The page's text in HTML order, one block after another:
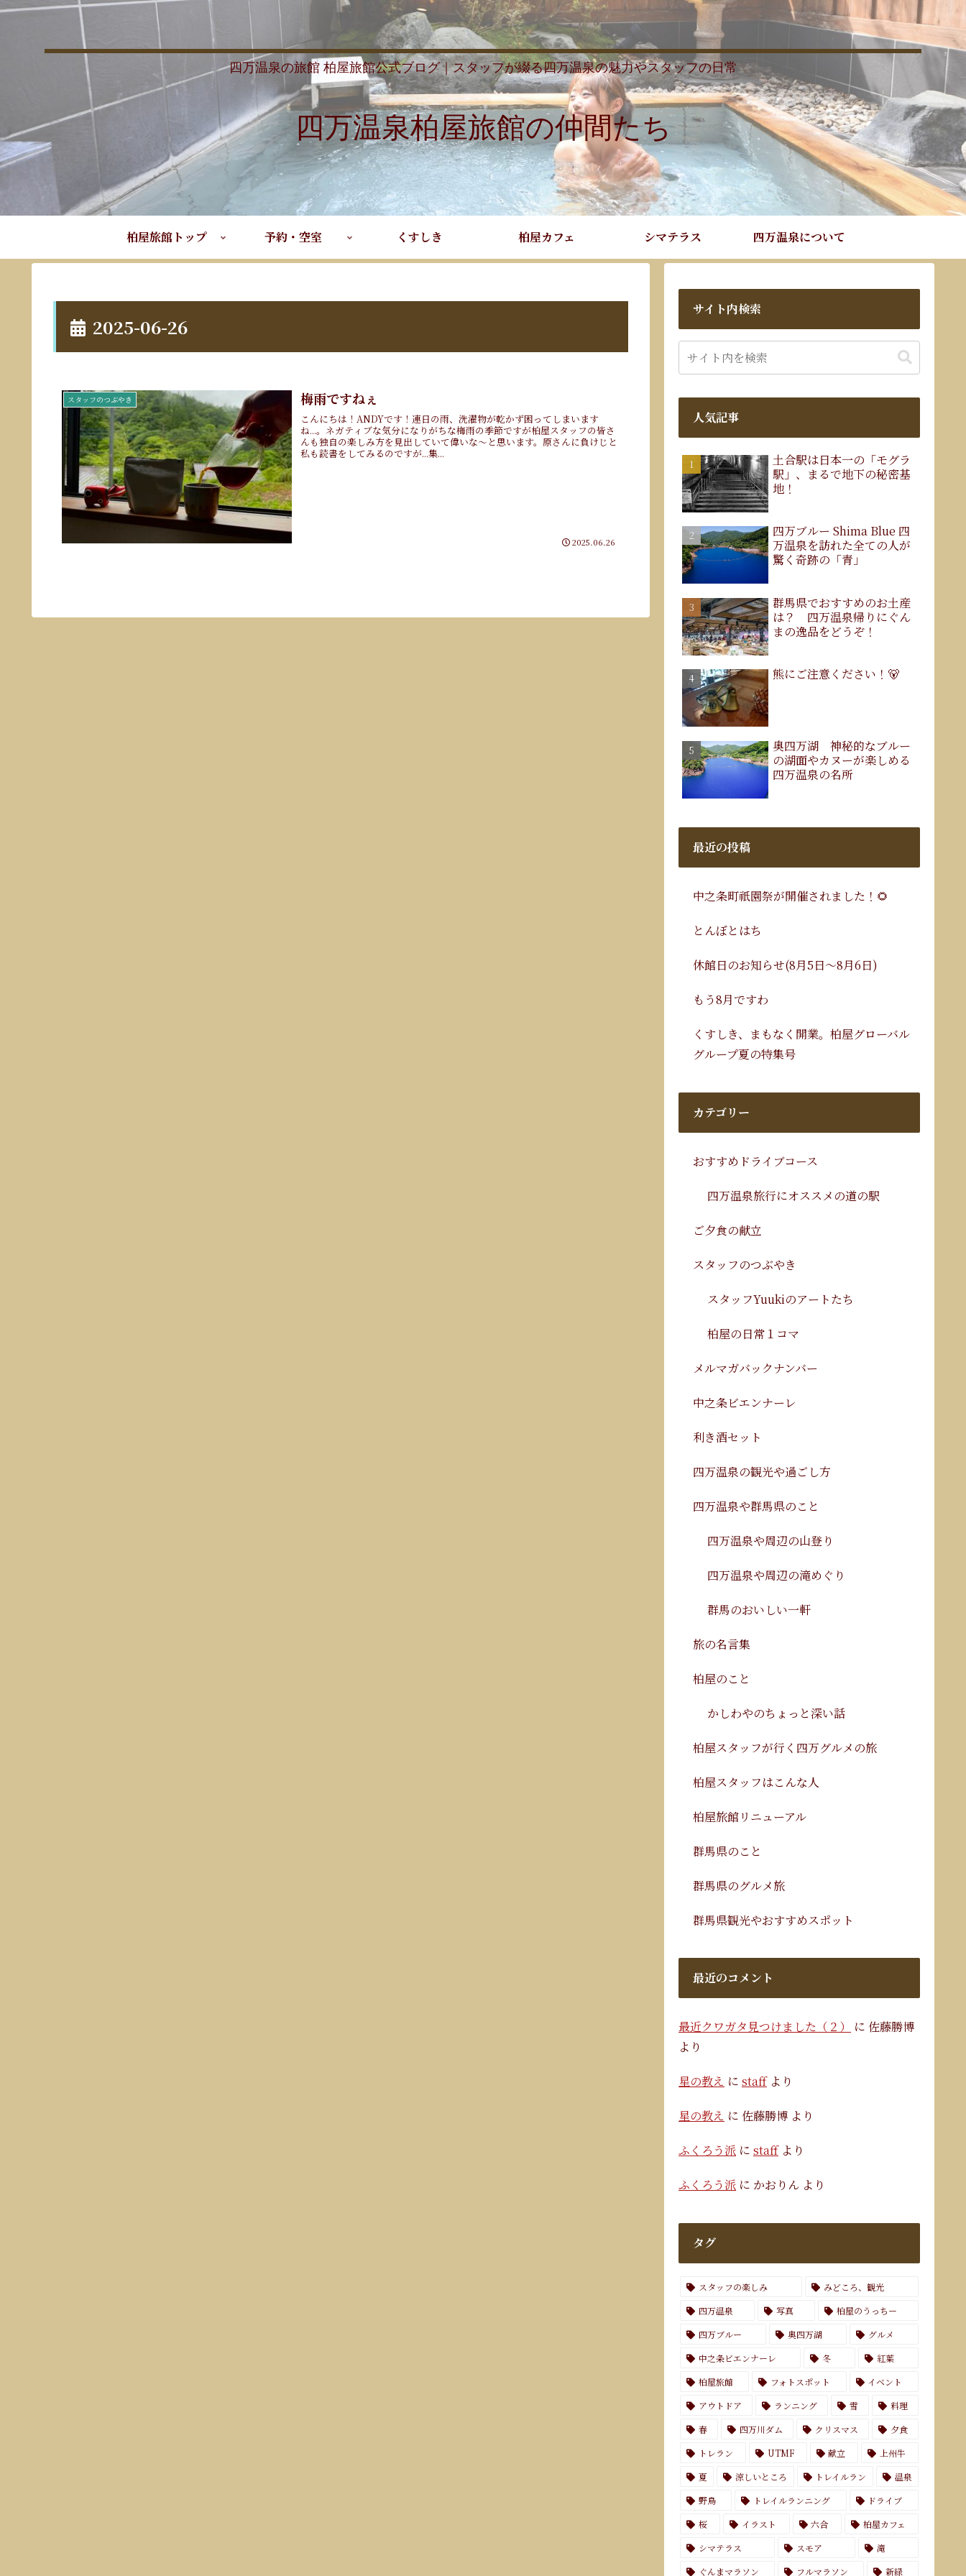
四万温泉の旅館 柏屋旅館公式ブログ｜スタッフが綴る四万温泉の魅力やスタッフの日常
四万温泉柏屋旅館の仲間たち
柏屋旅館トップ 予約・空室 くすしき 柏屋カフェ シマテラス 四万温泉について
2025-06-26
スタッフのつぶやき 梅雨ですねぇ
こんにちは！ANDYです！連日の雨、洗濯物が乾かず困ってしまいます
ね...。ネガティブな気分になりがちな梅雨の季節ですが柏屋スタッフの皆さ
んも独自の楽しみ方を見出していて偉いな〜と思います。原さんに負けじと
私も読書をしてみるのですが...集...
2025.06.26
サイト内検索
人気記事
土合駅は日本一の「モグラ
駅」、まるで地下の秘密基
地！
四万ブルー Shima Blue 四
万温泉を訪れた全ての人が
驚く奇跡の「青」
群馬県でおすすめのお土産
は？ 四万温泉帰りにぐん
まの逸品をどうぞ！
熊にご注意ください！🐻
奥四万湖 神秘的なブルー
の湖面やカヌーが楽しめる
四万温泉の名所
最近の投稿
中之条町祇園祭が開催されました！🌻
とんぼとはち
休館日のお知らせ(8月5日～8月6日)
もう8月ですわ
くすしき、まもなく開業。柏屋グローバル
グループ夏の特集号
カテゴリー
おすすめドライブコース
四万温泉旅行にオススメの道の駅
ご夕食の献立
スタッフのつぶやき
スタッフYuukiのアートたち
柏屋の日常１コマ
メルマガバックナンバー
中之条ビエンナーレ
利き酒セット
四万温泉の観光や過ごし方
四万温泉や群馬県のこと
四万温泉や周辺の山登り
四万温泉や周辺の滝めぐり
群馬のおいしい一軒
旅の名言集
柏屋のこと
かしわやのちょっと深い話
柏屋スタッフが行く四万グルメの旅
柏屋スタッフはこんな人
柏屋旅館リニューアル
群馬県のこと
群馬県のグルメ旅
群馬県観光やおすすめスポット
最近のコメント
最近クワガタ見つけました（２） に 佐藤勝博
より
星の教え に staffより
星の教え に 佐藤勝博 より
ふくろう派 に staffより
ふくろう派 に かおりん より
タグ
スタッフの楽しみ
みどころ、観光
四万温泉
写真
柏屋のうっちー
四万ブルー
奥四万湖
グルメ
中之条ビエンナーレ
冬
紅葉
柏屋旅館
フォトスポット
イベント
アウトドア
ランニング 雪
料理
春
四万川ダム クリスマス
夕食
トレラン
UTMF 献立
上州牛
夏
涼しいところ トレイルラン
温泉
野鳥
トレイルランニング
ドライブ
桜
イラスト 六合
柏屋カフェ
シマテラス
スモア
滝
ぐんまマラソン
フルマラソン 新緑